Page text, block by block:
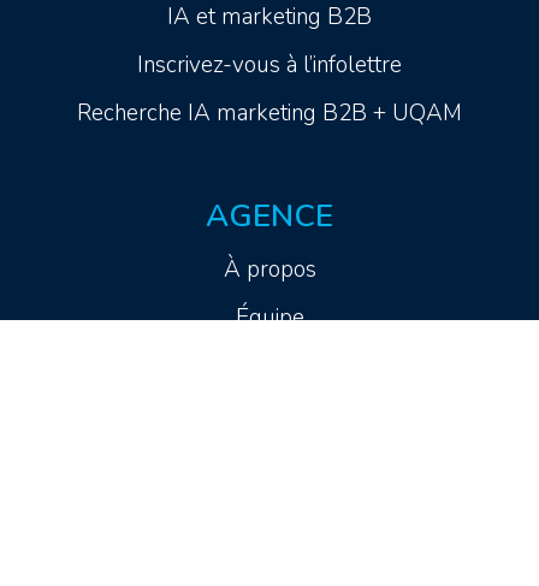
IA et marketing B2B
Inscrivez-vous à l’infolettre
Recherche IA marketing B2B + UQAM
AGENCE
À propos
Équipe